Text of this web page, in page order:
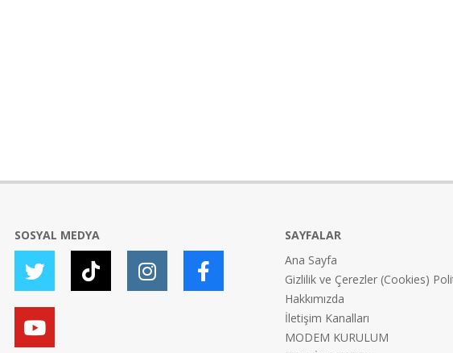
SOSYAL MEDYA
SAYFALAR
Ana Sayfa
Gizlilik ve Çerezler (Cookies)
Hakkımızda
İletişim Kanalları
MODEM KURULUM